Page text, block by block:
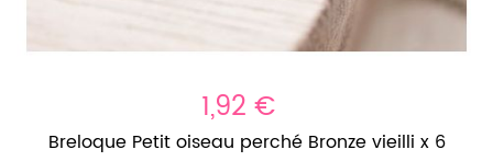
1,92 €
Breloque Petit oiseau perché Bronze vieilli x 6